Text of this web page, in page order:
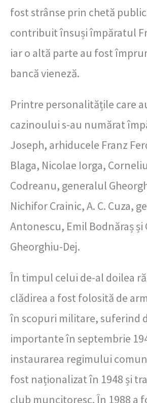
fost strânse prin chetă
contribuit însuși împăratul
iar o altă parte au fost
bancă vieneză.
Printre personalitățile care
cazinoului s-au numărat
Joseph, arhiducele Franz
Blaga, Nicolae Iorga,
Codreanu, generalul
Nichifor Crainic, A. C. Cuza,
Antonescu, Emil Bodnăraș și
Gheorghiu-Dej.
În timpul celui de-al doilea
clădirea a fost folosită de
în scopuri militare, suferind
importante în septembrie
instaurarea regimului
fost naționalizat în 1948 și
club muncitoresc. În 1988 a